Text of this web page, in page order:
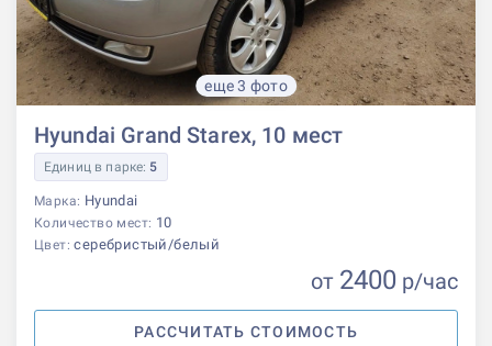
еще 3 фото
Hyundai Grand Starex, 10 мест
Единиц в парке: 5
Марка: Hyundai
Количество мест: 10
Цвет:серебристый/белый
от 2400 р/час
РАССЧИТАТЬ СТОИМОСТЬ